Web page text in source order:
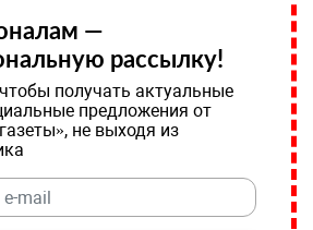
—
рассылку!
получать актуальные
предложения от
не выходя из